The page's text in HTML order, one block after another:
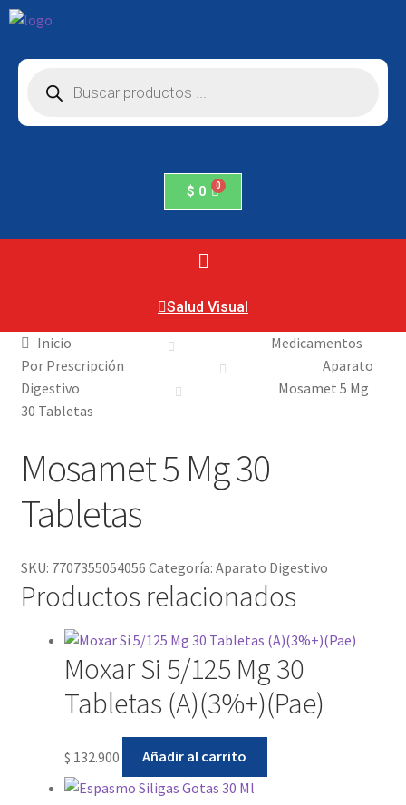
$ 0
Salud Visual
Inicio
Medicamentos
Por Prescripción
Aparato
Digestivo
Mosamet 5 Mg
30 Tabletas
Mosamet 5 Mg 30
Tabletas
SKU: 7707355054056 Categoría: Aparato Digestivo
Productos relacionados
Moxar Si 5/125 Mg 30
Tabletas (A)(3%+)(Pae)
$ 132.900 Añadir al carrito